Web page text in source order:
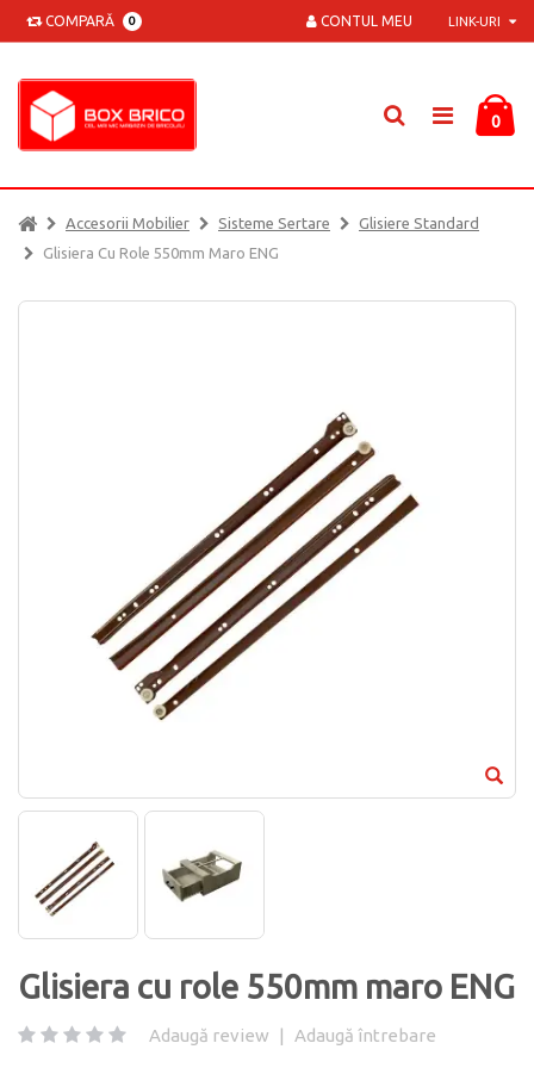
COMPARĂ 0 LINK-URI
CONTUL MEU
0
Accesorii Mobilier Sisteme Sertare
Glisiere Standard
Glisiera Cu Role 550mm Maro ENG
Glisiera cu role 550mm maro ENG
Adaugă review | Adaugă întrebare